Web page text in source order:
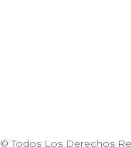
© Todos Los Derechos